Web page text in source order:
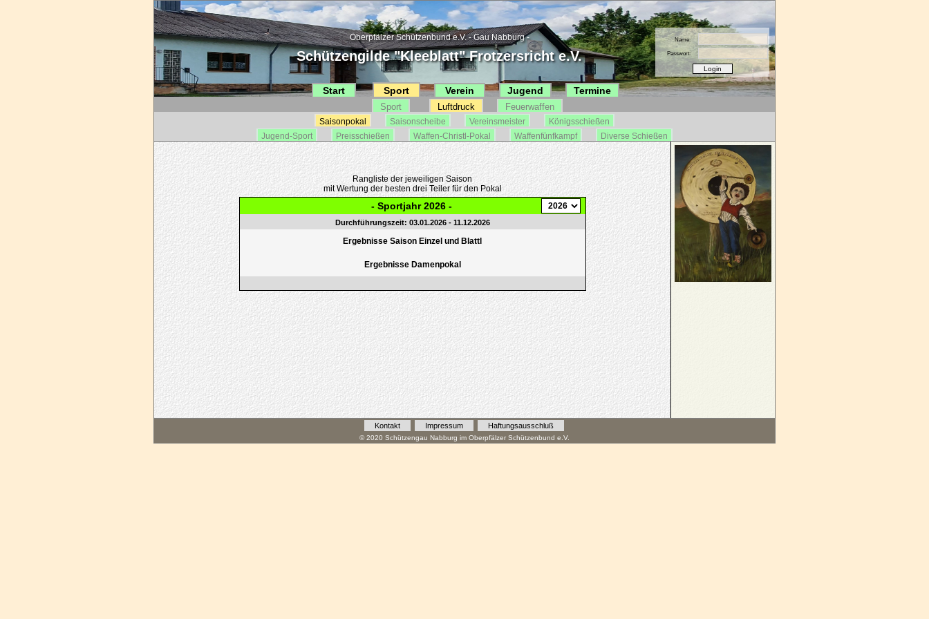
Oberpfälzer Schützenbund e.V. - Gau Nabburg -
Schützengilde "Kleeblatt" Frotzersricht e.V.
Name:
Passwort:
Start Sport Verein Jugend Termine
Sport Luftdruck Feuerwaffen
Saisonpokal Saisonscheibe Vereinsmeister
Königsschießen
Jugend-Sport
Preisschießen Waffen-Christl-Pokal Waffenfünfkampf Diverse Schießen
Rangliste der jeweiligen Saison
mit Wertung der besten drei Teiler für den Pokal
- Sportjahr 2026 -
Durchführungszeit: 03.01.2026 - 11.12.2026
Ergebnisse Saison Einzel und Blattl
Ergebnisse Damenpokal
Kontakt Impressum Haftungsausschluß
© 2020 Schützengau Nabburg im Oberpfälzer Schützenbund e.V.